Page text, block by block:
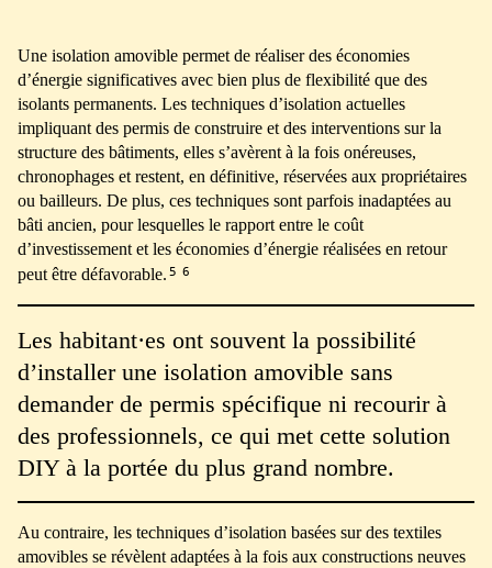
Une isolation amovible permet de réaliser des économies
d’énergie significatives avec bien plus de flexibilité que des
isolants permanents. Les techniques d’isolation actuelles
impliquant des permis de construire et des interventions sur la
structure des bâtiments, elles s’avèrent à la fois onéreuses,
chronophages et restent, en définitive, réservées aux propriétaires
ou bailleurs. De plus, ces techniques sont parfois inadaptées au
bâti ancien, pour lesquelles le rapport entre le coût
d’investissement et les économies d’énergie réalisées en retour
peut être défavorable.5 6
Les habitant·es ont souvent la possibilité
d’installer une isolation amovible sans
demander de permis spécifique ni recourir à
des professionnels, ce qui met cette solution
DIY à la portée du plus grand nombre.
Au contraire, les techniques d’isolation basées sur des textiles
amovibles se révèlent adaptées à la fois aux constructions neuves